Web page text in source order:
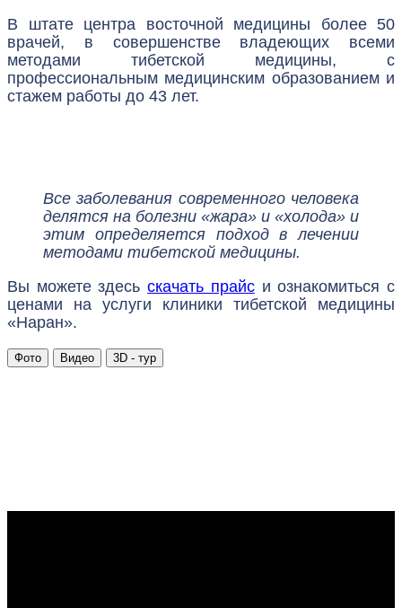
В штате центра восточной медицины более 50
врачей, в совершенстве владеющих всеми
методами тибетской медицины, с
профессиональным медицинским образованием и
стажем работы до 43 лет.
Все заболевания современного человека
делятся на болезни «жара» и «холода» и
этим определяется подход в лечении
методами тибетской медицины.
Вы можете здесьскачать прайси ознакомиться с
ценами на услуги клиники тибетской медицины
«Наран».
Фото Видео 3D - тур